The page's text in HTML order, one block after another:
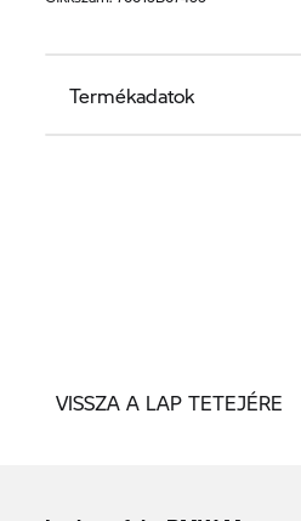
Termékadatok
VISSZA A LAP TETEJÉRE